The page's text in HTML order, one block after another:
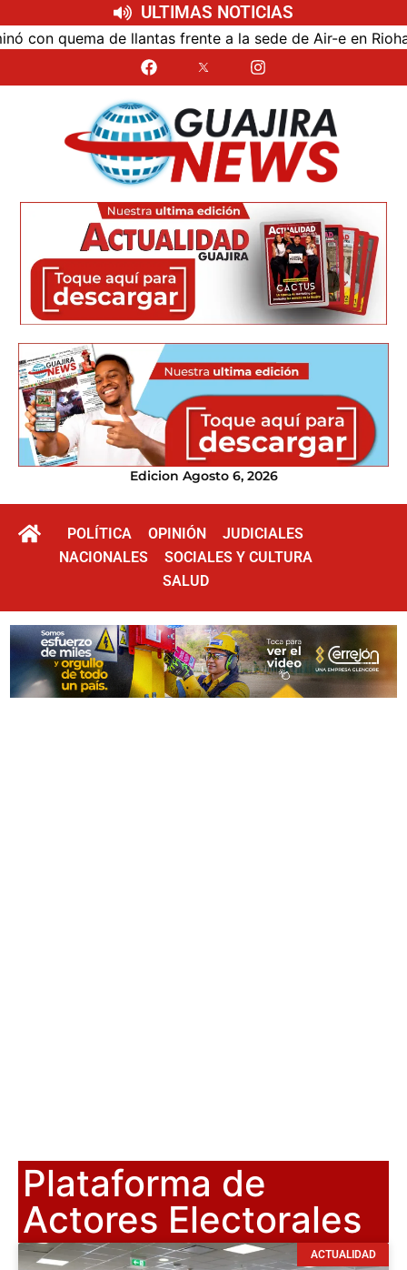
ULTIMAS NOTICIAS
de llantas frente a la sede de Air-e en Riohacha
Edicion Agosto 6, 2026
POLÍTICA OPINIÓN
JUDICIALES
NACIONALES
SOCIALES Y CULTURA
SALUD
Plataforma de
Actores Electorales
ACTUALIDAD